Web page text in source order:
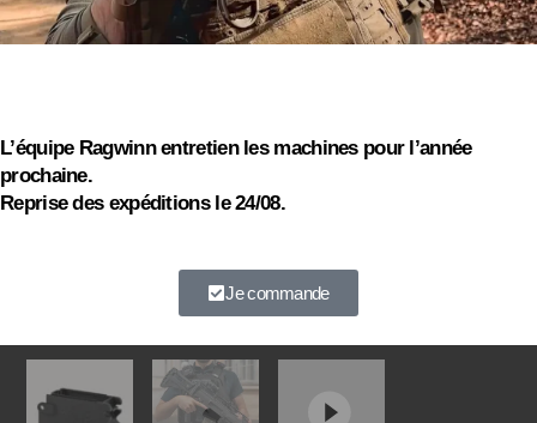
L’équipe Ragwinn entretien les machines pour l’année
prochaine.
Reprise des expéditions le 24/08.
Je commande